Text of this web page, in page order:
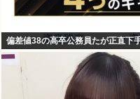
偏差値38の高卒公務員たが正直下